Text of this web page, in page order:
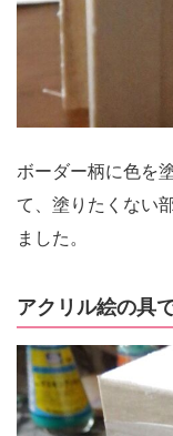
ボーダー柄に色を
て、塗りたくない
ました。
アクリル絵の具